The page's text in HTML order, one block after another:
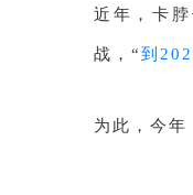
近年，卡
战，“到
为此，今年